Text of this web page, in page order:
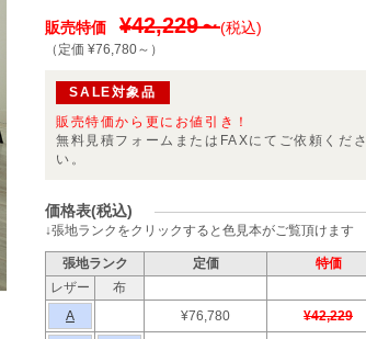
販売特価 ¥42,229～(税込)
（定価 ¥76,780～ ）
SALE対象品
販売特価から更にお値引き！
無料見積フォームまたはFAXにてご依頼くださ
い。
価格表(税込)
↓張地ランクをクリックすると色見本がご覧頂けます
張地ランク 定価
特価
レザー
布
A
¥76,780 ¥42,229